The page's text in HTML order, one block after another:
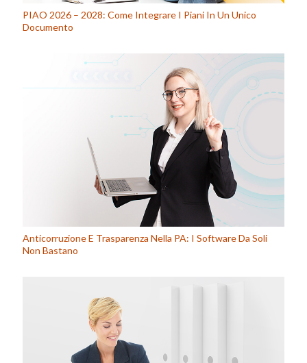
PIAO 2026 – 2028: Come Integrare I Piani In Un Unico
Documento
Anticorruzione E Trasparenza Nella PA: I Software Da Soli
Non Bastano